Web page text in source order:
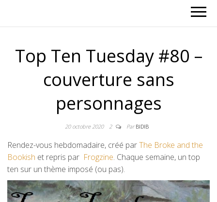
Top Ten Tuesday #80 –
couverture sans
personnages
20 octobre 2020 2 ParBIDIB
Rendez-vous hebdomadaire, créé parThe Broke and the
Bookish et repris par Frogzine. Chaque semaine, un top
ten sur un thème imposé (ou pas).